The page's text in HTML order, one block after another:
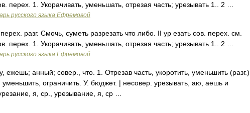
перех. 1. Укорачивать, уменьшать, отрезая часть; урезывать 1.. 2 …
русского языка Ефремовой
разг. Смочь, суметь разрезать что либо. II ур езать сов. перех. см.
перех. 1. Укорачивать, уменьшать, отрезая часть; урезывать 1.. 2 …
русского языка Ефремовой
анный; совер., что. 1. Отрезав часть, укоротить, уменьшить (разг.).
ограничить. У. бюджет. | несовер. урезывать, аю, аешь и
я, ср., урезывание, я, ср …